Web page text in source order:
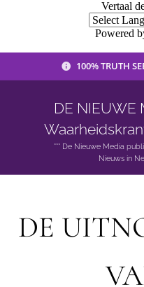
Vertaal
Powered
100% TRUTH
DE NIEUWE
*** De Nieuwe Media
Nieuws in
DE